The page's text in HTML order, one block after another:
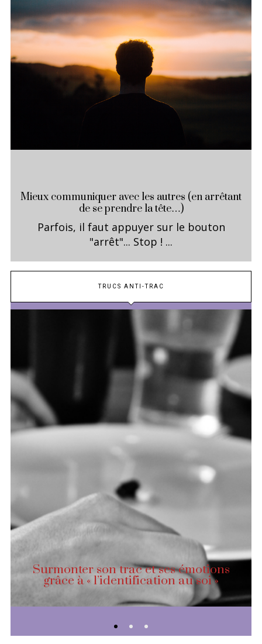
Mieux communiquer avec les autres (en arrêtant
de se prendre la tête…)
Parfois, il faut appuyer sur le bouton
"arrêt"... Stop ! ...
TRUCS ANTI-TRAC
Surmonter son trac et ses émotions
grâce à « l’identification au soi »